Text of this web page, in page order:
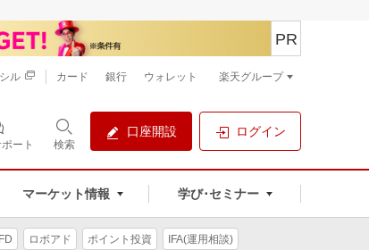
ート 検索
口座開設 ログイン
マーケット情報 学び･セミナー
PR
ル カード 銀行 ウォレット 楽天グループ
ロボアド ポイント投資 IFA(運用相談)